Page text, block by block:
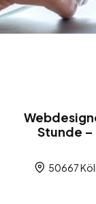
Stunde –
50667